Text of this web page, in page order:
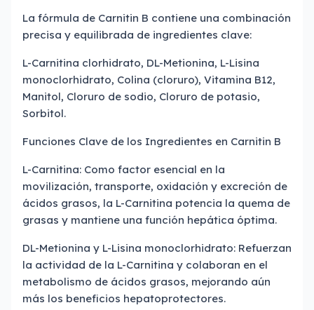
La fórmula de Carnitin B contiene una combinación
precisa y equilibrada de ingredientes clave:
L-Carnitina clorhidrato, DL-Metionina, L-Lisina
monoclorhidrato, Colina (cloruro), Vitamina B12,
Manitol, Cloruro de sodio, Cloruro de potasio,
Sorbitol.
Funciones Clave de los Ingredientes en Carnitin B
L-Carnitina: Como factor esencial en la
movilización, transporte, oxidación y excreción de
ácidos grasos, la L-Carnitina potencia la quema de
grasas y mantiene una función hepática óptima.
DL-Metionina y L-Lisina monoclorhidrato: Refuerzan
la actividad de la L-Carnitina y colaboran en el
metabolismo de ácidos grasos, mejorando aún
más los beneficios hepatoprotectores.